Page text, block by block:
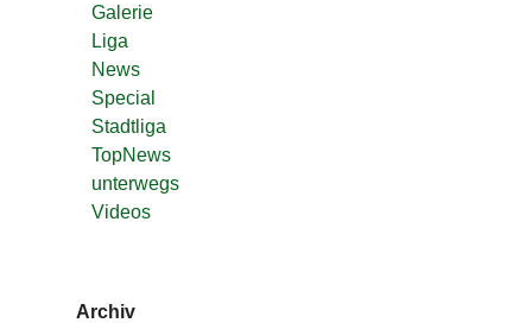
Galerie
Liga
News
Special
Stadtliga
TopNews
unterwegs
Videos
Archiv